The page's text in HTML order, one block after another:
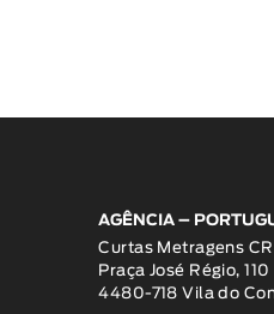
AGÊNCIA –
Curtas Metragens
Praça José Régio, 110
4480-718 Vila do